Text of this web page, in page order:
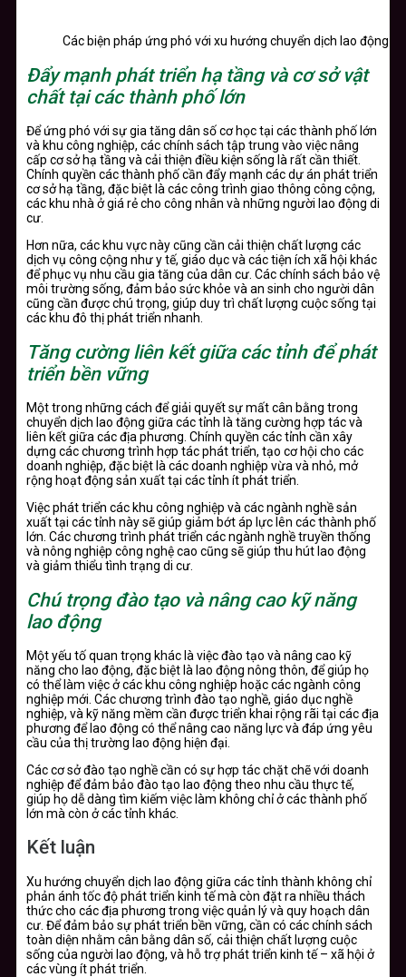
Các biện pháp ứng phó với xu hướng chuyển dịch lao động
Đẩy mạnh phát triển hạ tầng và cơ sở vật
chất tại các thành phố lớn
Để ứng phó với sự gia tăng dân số cơ học tại các thành phố lớn
và khu công nghiệp, các chính sách tập trung vào việc nâng
cấp cơ sở hạ tầng và cải thiện điều kiện sống là rất cần thiết.
Chính quyền các thành phố cần đẩy mạnh các dự án phát triển
cơ sở hạ tầng, đặc biệt là các công trình giao thông công cộng,
các khu nhà ở giá rẻ cho công nhân và những người lao động di
cư.
Hơn nữa, các khu vực này cũng cần cải thiện chất lượng các
dịch vụ công cộng như y tế, giáo dục và các tiện ích xã hội khác
để phục vụ nhu cầu gia tăng của dân cư. Các chính sách bảo vệ
môi trường sống, đảm bảo sức khỏe và an sinh cho người dân
cũng cần được chú trọng, giúp duy trì chất lượng cuộc sống tại
các khu đô thị phát triển nhanh.
Tăng cường liên kết giữa các tỉnh để phát
triển bền vững
Một trong những cách để giải quyết sự mất cân bằng trong
chuyển dịch lao động giữa các tỉnh là tăng cường hợp tác và
liên kết giữa các địa phương. Chính quyền các tỉnh cần xây
dựng các chương trình hợp tác phát triển, tạo cơ hội cho các
doanh nghiệp, đặc biệt là các doanh nghiệp vừa và nhỏ, mở
rộng hoạt động sản xuất tại các tỉnh ít phát triển.
Việc phát triển các khu công nghiệp và các ngành nghề sản
xuất tại các tỉnh này sẽ giúp giảm bớt áp lực lên các thành phố
lớn. Các chương trình phát triển các ngành nghề truyền thống
và nông nghiệp công nghệ cao cũng sẽ giúp thu hút lao động
và giảm thiểu tình trạng di cư.
Chú trọng đào tạo và nâng cao kỹ năng
lao động
Một yếu tố quan trọng khác là việc đào tạo và nâng cao kỹ
năng cho lao động, đặc biệt là lao động nông thôn, để giúp họ
có thể làm việc ở các khu công nghiệp hoặc các ngành công
nghiệp mới. Các chương trình đào tạo nghề, giáo dục nghề
nghiệp, và kỹ năng mềm cần được triển khai rộng rãi tại các địa
phương để lao động có thể nâng cao năng lực và đáp ứng yêu
cầu của thị trường lao động hiện đại.
Các cơ sở đào tạo nghề cần có sự hợp tác chặt chẽ với doanh
nghiệp để đảm bảo đào tạo lao động theo nhu cầu thực tế,
giúp họ dễ dàng tìm kiếm việc làm không chỉ ở các thành phố
lớn mà còn ở các tỉnh khác.
Kết luận
Xu hướng chuyển dịch lao động giữa các tỉnh thành không chỉ
phản ánh tốc độ phát triển kinh tế mà còn đặt ra nhiều thách
thức cho các địa phương trong việc quản lý và quy hoạch dân
cư. Để đảm bảo sự phát triển bền vững, cần có các chính sách
toàn diện nhằm cân bằng dân số, cải thiện chất lượng cuộc
sống của người lao động, và hỗ trợ phát triển kinh tế – xã hội ở
các vùng ít phát triển.